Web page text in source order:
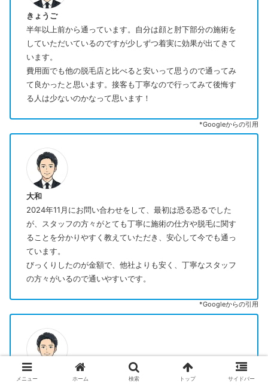
きょうご
半年以上前から通っています。自分は顔と肘下部分の施術を
していただいているのですが少しずつ着実に効果が出てきて
います。
費用面でも他の脱毛店と比べると安いって思うので通ってみ
て良かったと思います。接客も丁寧なので行ってみて後悔す
る人は少ないのかなって思います！
*Googleからの引用
大和
2024年11月にお問い合わせをして、最初は恐る恐るでした
が、スタッフの方々がとても丁寧に施術の仕方や脱毛に関す
ることを分かりやすく教えていただき、安心して今でも通っ
ています。
びっくりしたのが金額で、他社よりも安く、丁寧なスタッフ
の方々がいるので通いやすいです。
*Googleからの引用
吉村海人
メニュー ホーム 検索 トップ サイドバー